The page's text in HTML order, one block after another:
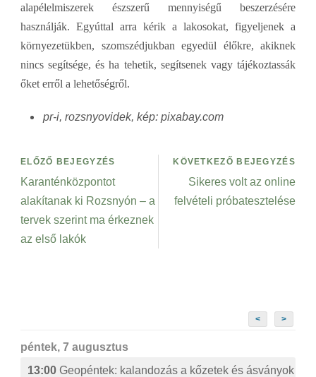
alapélelmiszerek észszerű mennyiségű beszerzésére
használják. Egyúttal arra kérik a lakosokat, figyeljenek a
környezetükben, szomszédjukban egyedül élőkre, akiknek
nincs segítsége, és ha tehetik, segítsenek vagy tájékoztassák
őket erről a lehetőségről.
pr-i, rozsnyovidek, kép: pixabay.com
ELŐZŐ BEJEGYZÉS
Karanténközpontot
alakítanak ki Rozsnyón – a
tervek szerint ma érkeznek
az első lakók
KÖVETKEZŐ BEJEGYZÉS
Sikeres volt az online
felvételi próbatesztelése
< >
péntek, 7 augusztus
13:00 Geopéntek: kalandozás a kőzetek és ásványok